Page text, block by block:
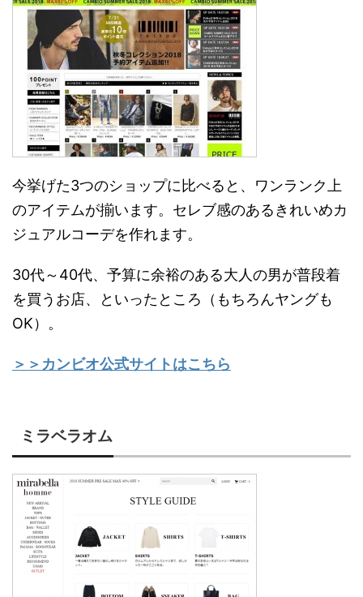
今挙げた3つのショップに比べると、ワンランク上
のアイテムが揃います。セレブ感のあるきれいめカ
ジュアルコーデを作れます。
30代～40代、予算に余裕のある大人の男が普段着
を買うお店、といったところ（もちろんヤングも
OK）。
＞＞カンビオ公式サイトはこちら
ミラベラオム